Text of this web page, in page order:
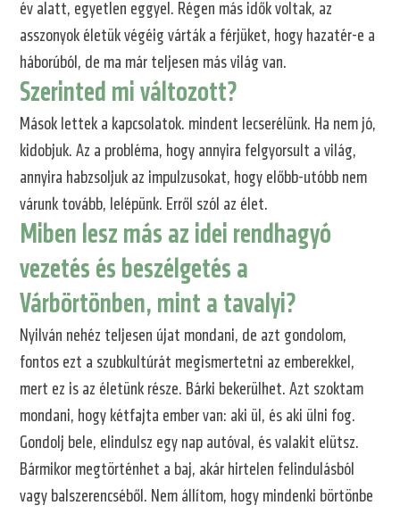
év alatt, egyetlen eggyel. Régen más idők voltak, az
asszonyok életük végéig várták a férjüket, hogy hazatér-e a
háborúból, de ma már teljesen más világ van.
Szerinted mi változott?
Mások lettek a kapcsolatok. mindent lecserélünk. Ha nem jó,
kidobjuk. Az a probléma, hogy annyira felgyorsult a világ,
annyira habzsoljuk az impulzusokat, hogy előbb-utóbb nem
várunk tovább, lelépünk. Erről szól az élet.
Miben lesz más az idei rendhagyó
vezetés és beszélgetés a
Várbörtönben, mint a tavalyi?
Nyilván nehéz teljesen újat mondani, de azt gondolom,
fontos ezt a szubkultúrát megismertetni az emberekkel,
mert ez is az életünk része. Bárki bekerülhet. Azt szoktam
mondani, hogy kétfajta ember van: aki ül, és aki ülni fog.
Gondolj bele, elindulsz egy nap autóval, és valakit elütsz.
Bármikor megtörténhet a baj, akár hirtelen felindulásból
vagy balszerencséből. Nem állítom, hogy mindenki börtönbe